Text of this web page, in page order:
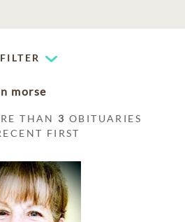
FILTER
morse
THAN 3 OBITUARIES
FIRST